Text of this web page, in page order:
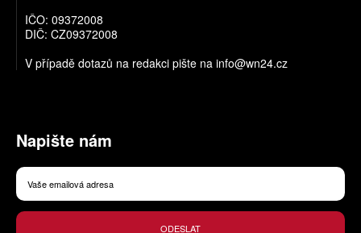
IČO: 09372008
DIČ: CZ09372008
V případě dotazů na redakci pište na info@wn24.cz
Napište nám
ODESLAT